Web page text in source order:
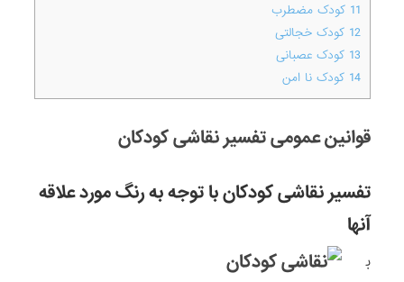
11 کودک مضطرب
12 کودک خجالتی
13 کودک عصبانی
14 کودک نا امن
قوانین عمومی تفسیر نقاشی کودکان
تفسیر نقاشی کودکان با توجه به رنگ مورد علاقه
آنها
ب